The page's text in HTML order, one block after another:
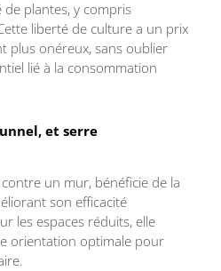
plantes, y compris
liberté de culture a un prix
plus onéreux, sans oublier
lié à la consommation
et serre
contre un mur, bénéficie de la
son efficacité
les espaces réduits, elle
orientation optimale pour